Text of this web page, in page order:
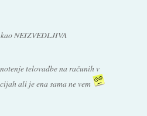
NEIZVEDLJIVA
telovadbe na računih v
ali je ena sama ne vem